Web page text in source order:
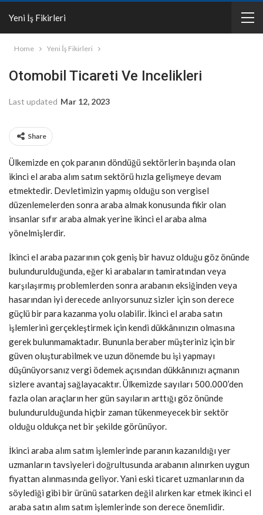
Yeni İş Fikirleri
Home Yeni İş Fikirleri
Otomobil Ticareti Ve Incelikleri
Last updated Mar 12, 2023
Share
Ülkemizde en çok paranın döndüğü sektörlerin başında olan
ikinci el araba alım satım sektörü hızla gelişmeye devam
etmektedir. Devletimizin yapmış olduğu son vergisel
düzenlemelerden sonra araba almak konusunda fikir olan
insanlar sıfır araba almak yerine ikinci el araba alma
yönelmişlerdir.
İkinci el araba pazarının çok geniş bir havuz olduğu göz önünde
bulundurulduğunda, eğer ki arabaların tamiratından veya
karşılaşırmış problemlerden sonra arabanın eksiğinden veya
hasarından iyi derecede anlıyorsunuz sizler için son derece
güçlü bir para kazanma yolu olabilir. İkinci el araba satın
işlemlerini gerçekleştirmek için kendi dükkânınızın olmasına
gerek bulunmamaktadır. Bununla beraber müşteriniz için bir
güven oluşturabilmek ve uzun dönemde bu işi yapmayı
düşünüyorsanız vergi ödemek açısından dükkânınızı açmanın
sizlere avantaj sağlayacaktır. Ülkemizde sayıları 500.000’den
fazla olan araçların her gün sayıların arttığı göz önünde
bulundurulduğunda hiçbir zaman tükenmeyecek bir sektör
olduğu oldukça net bir şekilde görünüyor.
İkinci araba alım satım işlemlerinde paranın kazanıldığı yer
uzmanların tavsiyeleri doğrultusunda arabanın alınırken uygun
fiyattan alınmasında geliyor. Yani eski ticaret uzmanlarının da
söylediği gibi bir ürünü satarken değil alırken kar etmek ikinci el
araba satın alım satım işlemlerinde son derece önemlidir.